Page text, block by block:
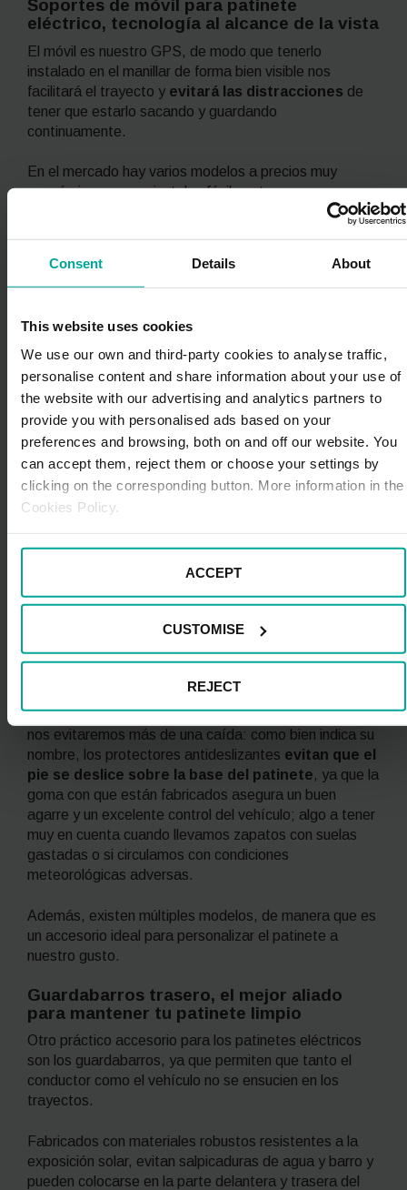
Consent Details About
This website uses cookies
We use our own and third-party cookies to analyse traffic,
personalise content and share information about your use of
the website with our advertising and analytics partners to
provide you with personalised ads based on your
preferences and browsing, both on and off our website. You
can accept them, reject them or choose your settings by
clicking on the corresponding button. More information in the
Cookies Policy.
ACCEPT
CUSTOMISE
REJECT
Soportes de móvil para patinete
eléctrico, tecnología al alcance de la vista
El móvil es nuestro GPS, de modo que tenerlo
instalado en el manillar de forma bien visible nos
facilitará el trayecto y evitará las distracciones de
tener que estarlo sacando y guardando
continuamente.
En el mercado hay varios modelos a precios muy
económicos que se instalan fácilmente.
cubrir el panel de control del patinete con un buen
protector antilluvia.
No hay nada más fastidioso que tener las gafas o el
móvil empañado (y más, si lo utilizamos en función de
navegador GPS), de modo que por un precio muy
asequible podremos hacernos con esta práctica funda.
Otros accesorios útiles para
Para terminar, repasaremos otros accesorios muy
el día a día, como para afrontar situaciones
Protectores antideslizantes: evita sustos
Puede parecer un accesorio banal, pero gracias a ellos
nos evitaremos más de una caída: como bien indica su
nombre, los protectores antideslizantes evitan que el
pie se deslice sobre la base del patinete, ya que la
goma con que están fabricados asegura un buen
agarre y un excelente control del vehículo; algo a tener
muy en cuenta cuando llevamos zapatos con suelas
gastadas o si circulamos con condiciones
meteorológicas adversas.
Además, existen múltiples modelos, de manera que es
un accesorio ideal para personalizar el patinete a
nuestro gusto.
Guardabarros trasero, el mejor aliado
para mantener tu patinete limpio
Otro práctico accesorio para los patinetes eléctricos
son los guardabarros, ya que permiten que tanto el
conductor como el vehículo no se ensucien en los
trayectos.
Fabricados con materiales robustos resistentes a la
exposición solar, evitan salpicaduras de agua y barro y
pueden colocarse en la parte delantera y trasera del